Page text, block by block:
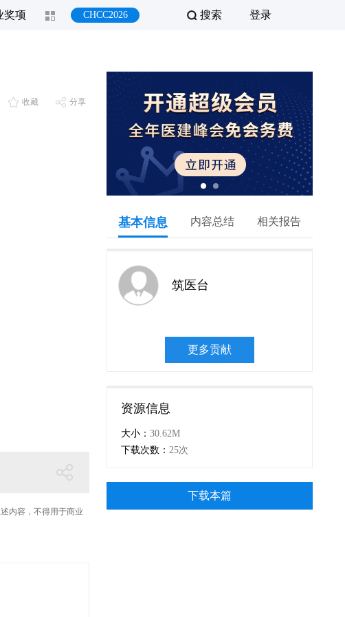
登录
搜索
奖项 CHCC2026
收藏 分享
内容，不得用于商业
基本信息 内容总结 相关报告
筑医台
更多贡献
资源信息
大小： 30.62M
下载次数： 25次
下载本篇